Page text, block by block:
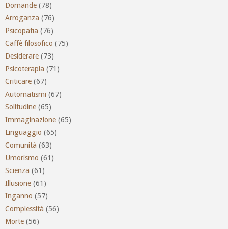
Domande (78)
Arroganza (76)
Psicopatia (76)
Caffè filosofico (75)
Desiderare (73)
Psicoterapia (71)
Criticare (67)
Automatismi (67)
Solitudine (65)
Immaginazione (65)
Linguaggio (65)
Comunità (63)
Umorismo (61)
Scienza (61)
Illusione (61)
Inganno (57)
Complessità (56)
Morte (56)